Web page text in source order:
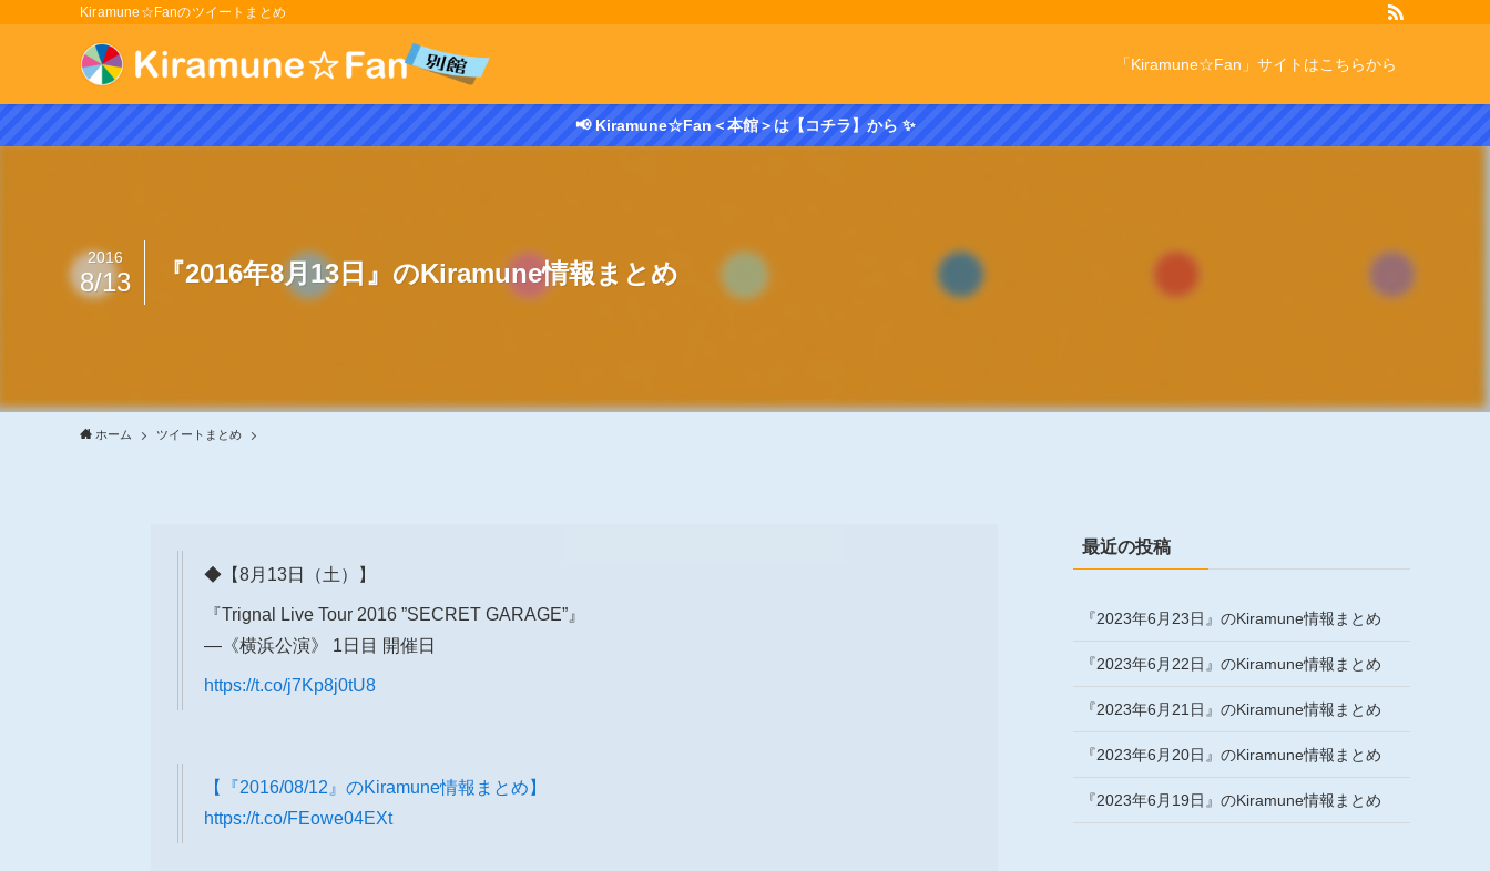
Kiramune☆Fanのツイートまとめ
「Kiramune☆Fan」サイトはこちらから
📢 Kiramune☆Fan＜本館＞は【コチラ】から ✨
『2016年8月13日』のKiramune情報まとめ
2016
8/13
ホーム ツイートまとめ
◆【8月13日（土）】
『Trignal Live Tour 2016 ”SECRET GARAGE”』
―《横浜公演》 1日目 開催日
https://t.co/j7Kp8j0tU8
【『2016/08/12』のKiramune情報まとめ】
https://t.co/FEowe04EXt
最近の投稿
『2023年6月23日』のKiramune情報まとめ
『2023年6月22日』のKiramune情報まとめ
『2023年6月21日』のKiramune情報まとめ
『2023年6月20日』のKiramune情報まとめ
『2023年6月19日』のKiramune情報まとめ